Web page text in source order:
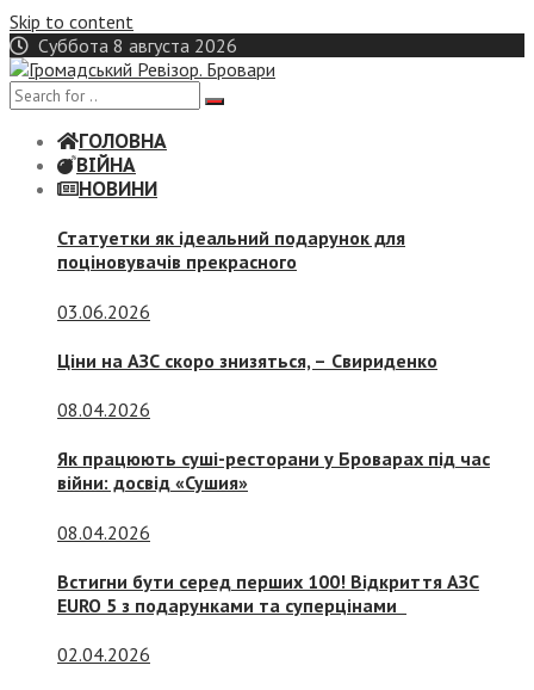
Skip to content
Суббота 8 августа 2026
ГОЛОВНА
ВІЙНА
НОВИНИ
Статуетки як ідеальний подарунок для
поціновувачів прекрасного
03.06.2026
Ціни на АЗС скоро знизяться, – Свириденко
08.04.2026
Як працюють суші-ресторани у Броварах під час
війни: досвід «Сушия»
08.04.2026
Встигни бути серед перших 100! Відкриття АЗС
EURO 5 з подарунками та суперцінами
02.04.2026